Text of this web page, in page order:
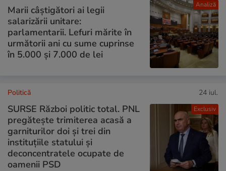
Analiză
Marii câștigători ai legii
salarizării unitare:
parlamentarii. Lefuri mărite în
următorii ani cu sume cuprinse
în 5.000 și 7.000 de lei
Exclusiv
Politică 24 iul.
SURSE Război politic total. PNL
pregătește trimiterea acasă a
garniturilor doi și trei din
instituțiile statului și
deconcentratele ocupate de
oamenii PSD